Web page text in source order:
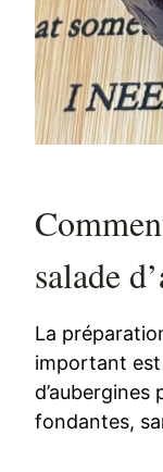
salade
La
important est
d’aubergines
fondantes,